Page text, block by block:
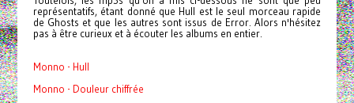
représentatifs, étant donné que Hull est le seul morceau rapide
de Ghosts et que les autres sont issus de Error. Alors n'hésitez
pas à être curieux et à écouter les albums en entier.
Monno - Hull
Monno - Douleur chiffrée